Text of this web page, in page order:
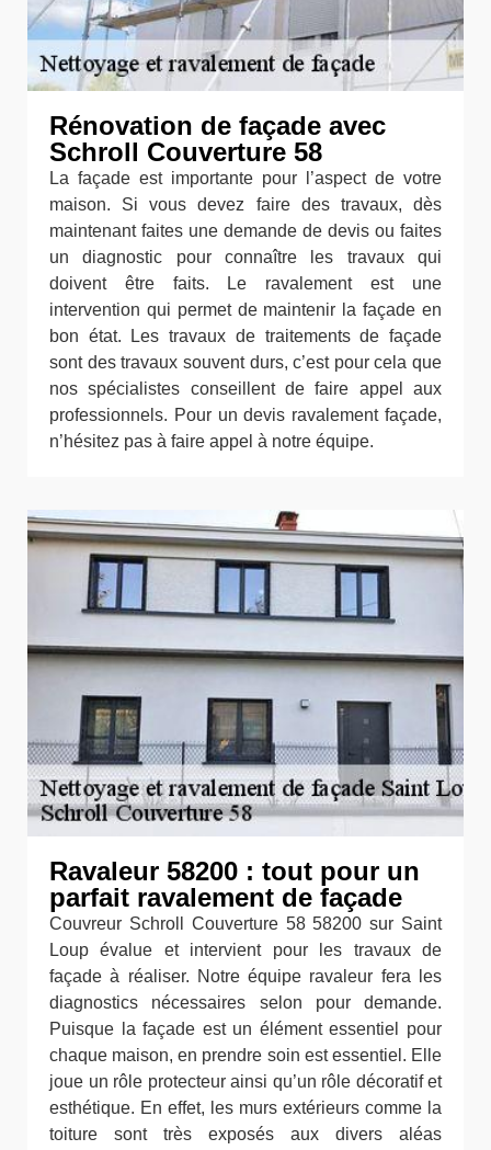
Rénovation de façade avec
Schroll Couverture 58
La façade est importante pour l’aspect de votre
maison. Si vous devez faire des travaux, dès
maintenant faites une demande de devis ou faites
un diagnostic pour connaître les travaux qui
doivent être faits. Le ravalement est une
intervention qui permet de maintenir la façade en
bon état. Les travaux de traitements de façade
sont des travaux souvent durs, c’est pour cela que
nos spécialistes conseillent de faire appel aux
professionnels. Pour un devis ravalement façade,
n’hésitez pas à faire appel à notre équipe.
Ravaleur 58200 : tout pour un
parfait ravalement de façade
Couvreur Schroll Couverture 58 58200 sur Saint
Loup évalue et intervient pour les travaux de
façade à réaliser. Notre équipe ravaleur fera les
diagnostics nécessaires selon pour demande.
Puisque la façade est un élément essentiel pour
chaque maison, en prendre soin est essentiel. Elle
joue un rôle protecteur ainsi qu’un rôle décoratif et
esthétique. En effet, les murs extérieurs comme la
toiture sont très exposés aux divers aléas